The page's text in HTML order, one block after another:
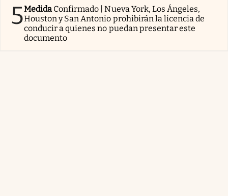
5Medida Confirmado | Nueva York, Los Ángeles,
Houston y San Antonio prohibirán la licencia de
conducir a quienes no puedan presentar este
documento